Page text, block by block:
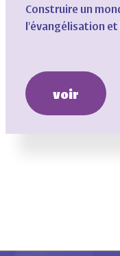
Construire un
l'évangélisation
voir